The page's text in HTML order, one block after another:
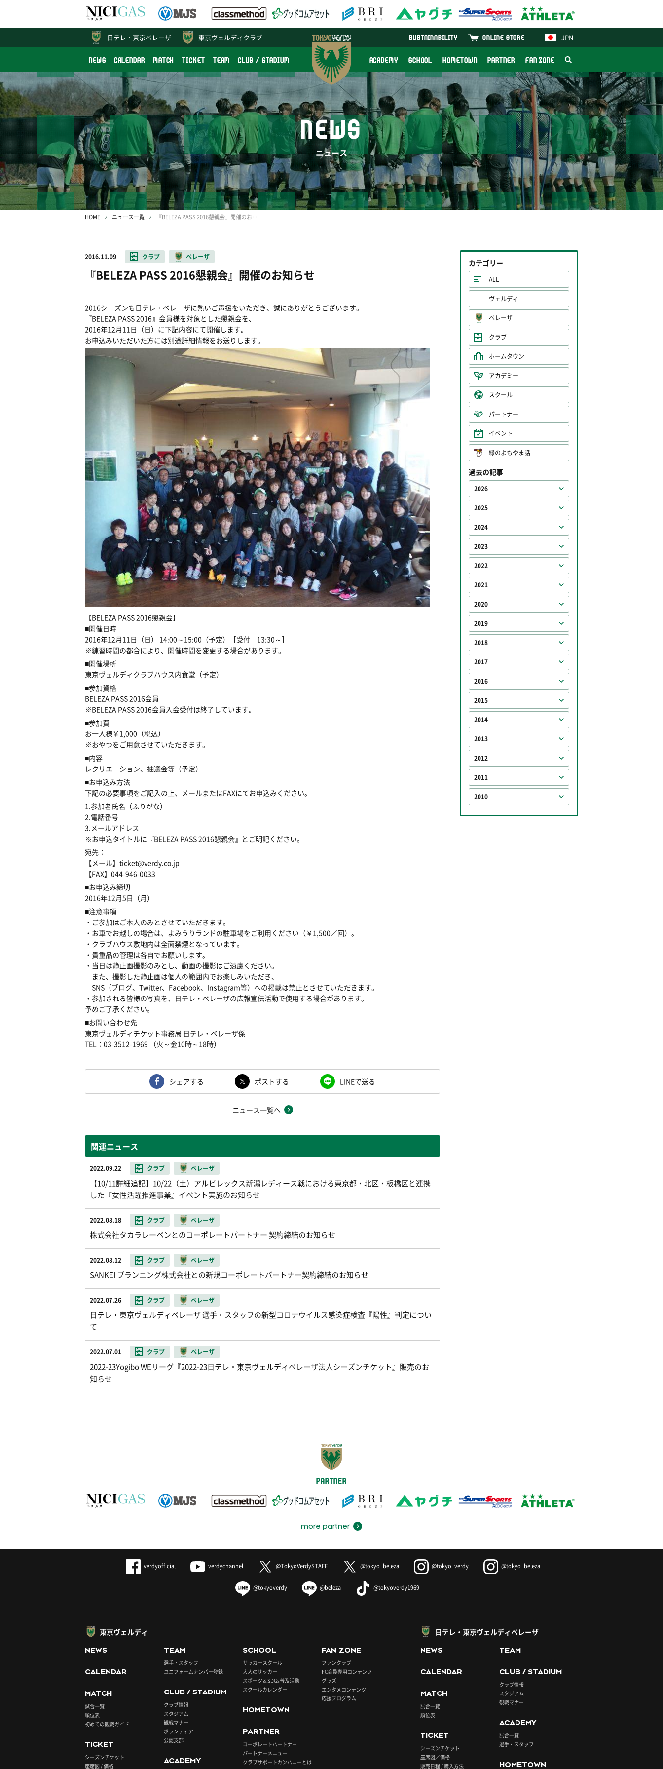
東京ヴェルディクラブ JPN
ONLINE STORE
SUSTAINABILITY
NEWS CALENDAR MATCH TICKET TEAM CLUB / STADIUM ACADEMY SCHOOL HOMETOWN PARTNER FAN ZONE
日テレ・ 東京ベレーザ
NEWS
ニュース
HOME ニュース一覧 『BELEZA PASS 2016懇親会』開催のお知らせ
2016.11.09 クラブ ベレーザ
『BELEZA PASS 2016懇親会』開催のお知らせ
2016シーズンも日テレ・ベレーザに熱いご声援をいただき、誠にありがとうございます。
『BELEZA PASS 2016』会員様を対象とした懇親会を、
2016年12月11日（日）に下記内容にて開催します。
お申込みいただいた方には別途詳細情報をお送りします。
【BELEZA PASS 2016懇親会】
■開催日時
2016年12月11日（日） 14:00～15:00（予定）［受付 13:30～］
※練習時間の都合により、開催時間を変更する場合があります。
■開催場所
東京ヴェルディクラブハウス内食堂（予定）
■参加資格
BELEZA PASS 2016会員
※BELEZA PASS 2016会員入会受付は終了しています。
■参加費
お一人様￥1,000（税込）
※おやつをご用意させていただきます。
■内容
レクリエーション、抽選会等（予定）
■お申込み方法
下記の必要事項をご記入の上、メールまたはFAXにてお申込みください。
1.参加者氏名（ふりがな）
2.電話番号
3.メールアドレス
※お申込タイトルに『BELEZA PASS 2016懇親会』とご明記ください。
宛先：
【メール】ticket@verdy.co.jp
【FAX】044-946-0033
■お申込み締切
2016年12月5日（月）
■注意事項
・ご参加はご本人のみとさせていただきます。
・お車でお越しの場合は、よみうりランドの駐車場をご利用ください（￥1,500／回）。
・クラブハウス敷地内は全面禁煙となっています。
・貴重品の管理は各自でお願いします。
・当日は静止画撮影のみとし、動画の撮影はご遠慮ください。
また、撮影した静止画は個人の範囲内でお楽しみいただき、
SNS（ブログ、Twitter、Facebook、Instagram等）への掲載は禁止とさせていただきます。
・参加される皆様の写真を、日テレ・ベレーザの広報宣伝活動で使用する場合があります。
予めご了承ください。
■お問い合わせ先
東京ヴェルディチケット事務局 日テレ・ベレーザ係
TEL：03-3512-1969 （火～金10時～18時）
シェアする ポストする LINEで送る
ニュース一覧へ
関連ニュース
2022.09.22 クラブ ベレーザ
【10/11詳細追記】10/22（土）アルビレックス新潟レディース戦における東京都・北区・板橋区と連携
した『女性活躍推進事業』イベント実施のお知らせ
2022.08.18 クラブ ベレーザ
株式会社タカラレーベンとのコーポレートパートナー 契約締結のお知らせ
2022.08.12 クラブ ベレーザ
SANKEI プランニング株式会社との新規コーポレートパートナー契約締結のお知らせ
2022.07.26 クラブ ベレーザ
日テレ・東京ヴェルディベレーザ 選手・スタッフの新型コロナウイルス感染症検査『陽性』判定につい
て
2022.07.01 クラブ ベレーザ
2022-23Yogibo WEリーグ『2022-23日テレ・東京ヴェルディベレーザ法人シーズンチケット』販売のお
知らせ
カテゴリー
ALL
ヴェルディ
ベレーザ
クラブ
ホームタウン
アカデミー
スクール
パートナー
イベント
緑のよもやま話
過去の記事
2026
2025
2024
2023
2022
2021
2020
2019
2018
2017
2016
2015
2014
2013
2012
2011
2010
PARTNER
more partner
verdyofficial verdychannel @TokyoVerdySTAFF @tokyo_beleza @tokyo_verdy @tokyo_beleza
@tokyoverdy @beleza @tokyoverdy1969
東京ヴェルディ
NEWS
CALENDAR
MATCH
試合一覧
順位表
初めての観戦ガイド
TICKET
シーズンチケット
座席図 / 価格
TEAM
選手・スタッフ
ユニフォームナンバー登録
CLUB / STADIUM
クラブ情報
スタジアム
観戦マナー
ボランティア
公認支部
ACADEMY
SCHOOL
サッカースクール
大人のサッカー
スポーツ＆SDGs普及活動
スクールカレンダー
HOMETOWN
PARTNER
コーポレートパートナー
パートナーメニュー
クラブサポートカンパニーとは
FAN ZONE
ファンクラブ
FC会員専用コンテンツ
グッズ
エンタメコンテンツ
応援プログラム
日テレ・東京ヴェルディベレーザ
NEWS
CALENDAR
MATCH
試合一覧
順位表
TICKET
シーズンチケット
座席図／価格
販売日程 / 購入方法
TEAM
CLUB / STADIUM
クラブ情報
スタジアム
観戦マナー
ACADEMY
試合一覧
選手・スタッフ
HOMETOWN